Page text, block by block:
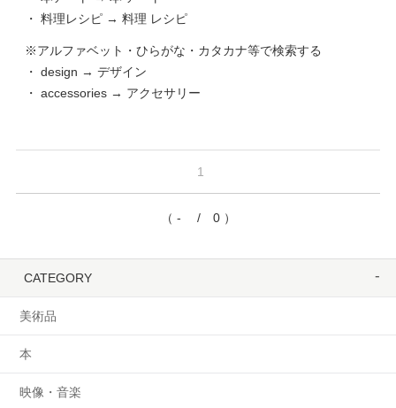
・ 料理レシピ → 料理 レシピ
※アルファベット・ひらがな・カタカナ等で検索する
・ design → デザイン
・ accessories → アクセサリー
1
（ - / 0 ）
CATEGORY
美術品
本
映像・音楽